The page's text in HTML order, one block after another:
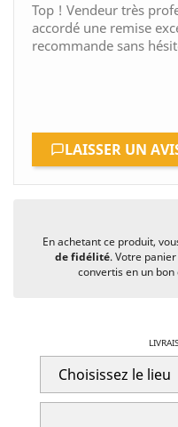
Top ! Vendeur très
accordé une remise
recommande sans
LAISSER UN
En achetant ce produit,
de fidélité. Votre
convertis en un